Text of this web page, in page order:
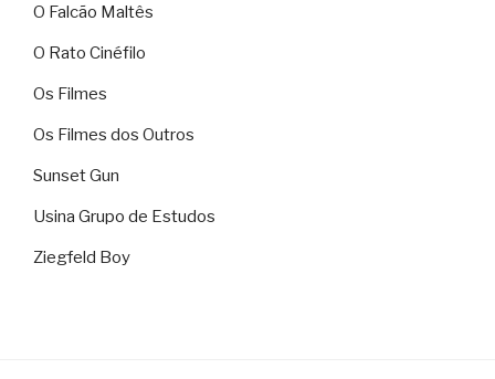
O Falcão Maltês
O Rato Cinéfilo
Os Filmes
Os Filmes dos Outros
Sunset Gun
Usina Grupo de Estudos
Ziegfeld Boy